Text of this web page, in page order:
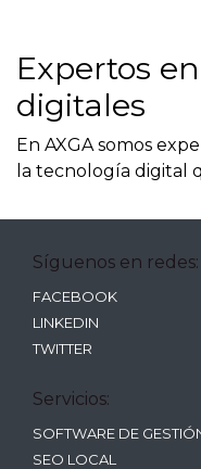
Expertos
digitales
En AXGA somos
la tecnología digital
Síguenos en redes:
FACEBOOK
LINKEDIN
TWITTER
Servicios:
SOFTWARE DE
SEO LOCAL